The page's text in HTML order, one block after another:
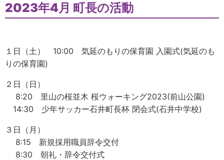
2023年4月 町長の活動
１日（土） 10:00 気延のもりの保育園 入園式(気延のも
りの保育園)
２日（日）
8:20 里山の桜並木 桜ウォーキング2023(前山公園)
14:30 少年サッカー石井町長杯 閉会式(石井中学校)
３日（月）
8:15 新規採用職員辞令交付
8:30 朝礼・辞令交付式